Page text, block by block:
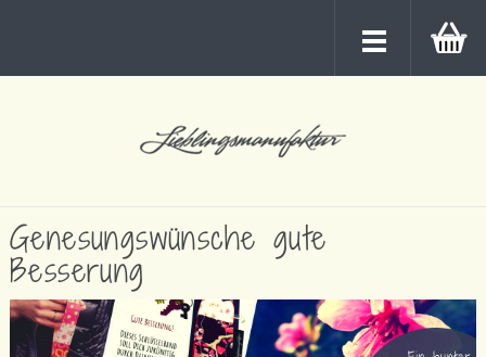
Genesungswünsche gute
Besserung